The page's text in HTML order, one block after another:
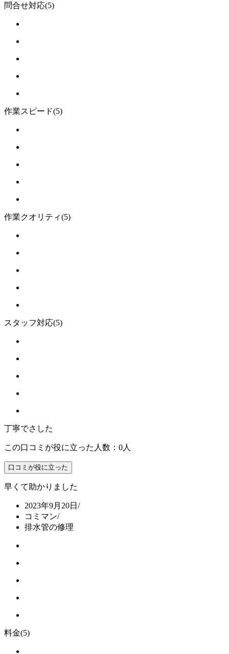
問合せ対応(5)
作業スピード(5)
作業クオリティ(5)
スタッフ対応(5)
丁寧でさした
この口コミが役に立った人数：0人
口コミが役に立った
早くて助かりました
2023年9月20日 /
コミマン/
排水管の修理
料金(5)